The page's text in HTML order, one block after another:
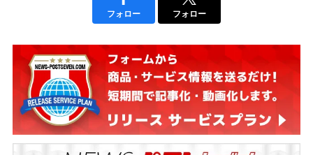
フォロー フォロー